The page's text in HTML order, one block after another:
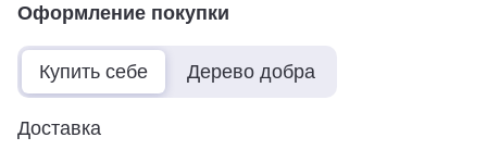
Оформление покупки
Купить себе Дерево добра
Доставка